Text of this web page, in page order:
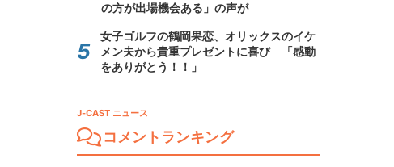
の方が出場機会ある」の声が
女子ゴルフの鶴岡果恋、オリックスのイケ
メン夫から貴重プレゼントに喜び 「感動
をありがとう！！」
J-CAST ニュース
コメントランキング